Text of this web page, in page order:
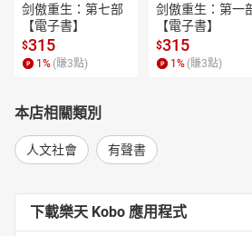
剑傲重生：第七部
【電子書】
$315
1 % (賺3點)
剑傲重生：第一
【電子書】
$315
1 % (賺3點)
本店相關類別
人文社會 有聲書
下載樂天 Kobo 應用程式